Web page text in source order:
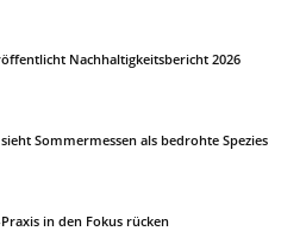
Nachhaltigkeitsbericht 2026
Sommermessen als bedrohte Spezies
in den Fokus rücken